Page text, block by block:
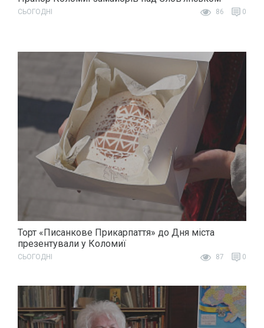
СЬОГОДНІ 86 0
Торт «Писанкове Прикарпаття» до Дня міста
презентували у Коломиї
СЬОГОДНІ 87 0